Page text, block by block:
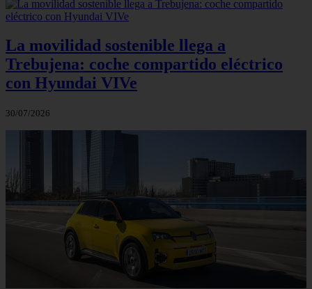
La movilidad sostenible llega a
Trebujena: coche compartido eléctrico
con Hyundai VIVe
30/07/2026